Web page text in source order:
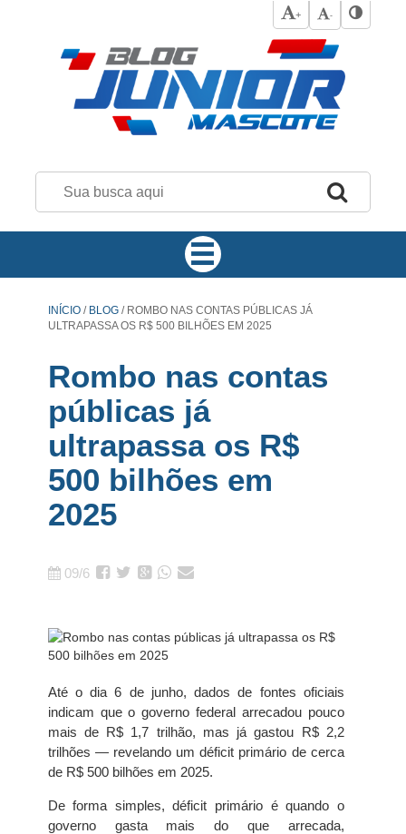
+ -
INÍCIO / BLOG /ROMBO NAS CONTAS PÚBLICAS JÁ
ULTRAPASSA OS R$ 500 BILHÕES EM 2025
Rombo nas contas
públicas já
ultrapassa os R$
500 bilhões em
2025
09/6
Até o dia 6 de junho, dados de fontes oficiais
indicam que o governo federal arrecadou pouco
mais de R$ 1,7 trilhão, mas já gastou R$ 2,2
trilhões — revelando um déficit primário de cerca
de R$ 500 bilhões em 2025.
De forma simples, déficit primário é quando o
governo gasta mais do que arrecada,